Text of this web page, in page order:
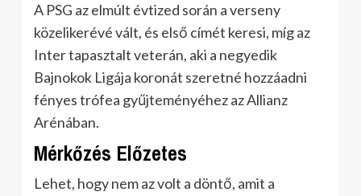
A PSG az elmúlt évtized során a verseny
közelikerévé vált, és első címét keresi, míg az
Inter tapasztalt veterán, aki a negyedik
Bajnokok Ligája koronát szeretné hozzáadni
fényes trófea gyűjteményéhez az Allianz
Arénában.
Mérkőzés Előzetes
Lehet, hogy nem az volt a döntő, amit a